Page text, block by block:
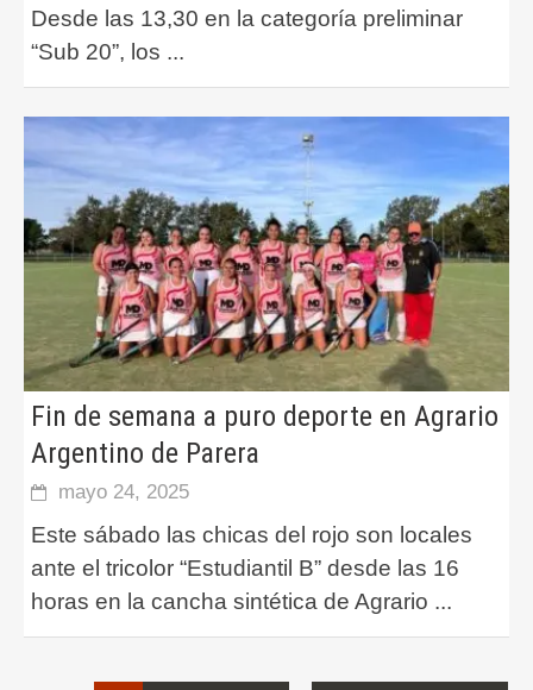
Desde las 13,30 en la categoría preliminar
“Sub 20”, los ...
Fin de semana a puro deporte en Agrario
Argentino de Parera
mayo 24, 2025
Este sábado las chicas del rojo son locales
ante el tricolor “Estudiantil B” desde las 16
horas en la cancha sintética de Agrario ...